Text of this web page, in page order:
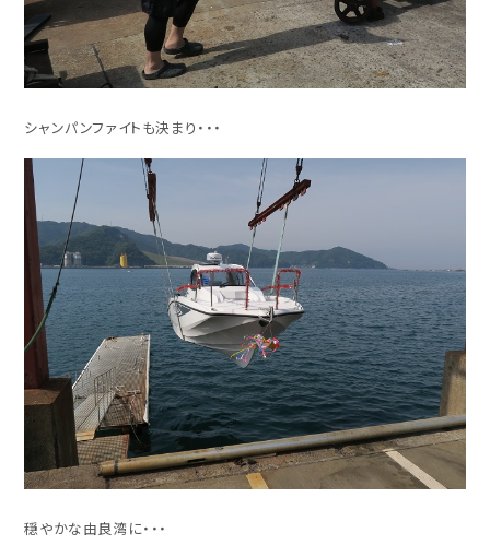
シャンパンファイトも決まり・・・
穏やかな由良湾に・・・